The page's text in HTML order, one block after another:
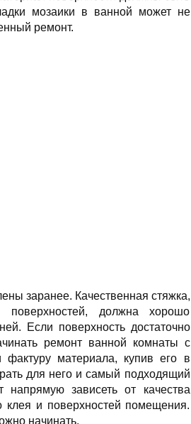
мозаики в ванной может не
ремонт.
заранее. Качественная стяжка,
поверхностей, должна хорошо
Если поверхность достаточно
ремонт ванной комнаты с
материала, купив его в
для него и самый подходящий
напрямую зависеть от качества
клея и поверхностей помещения.
начинать.